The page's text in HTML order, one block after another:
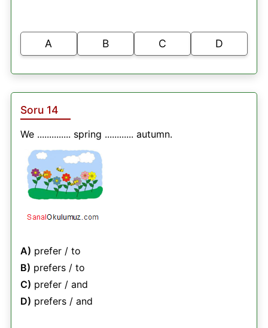
A B C D
Soru 14
We .............. spring ............ autumn.
A) prefer / to
B) prefers / to
C) prefer / and
D) prefers / and